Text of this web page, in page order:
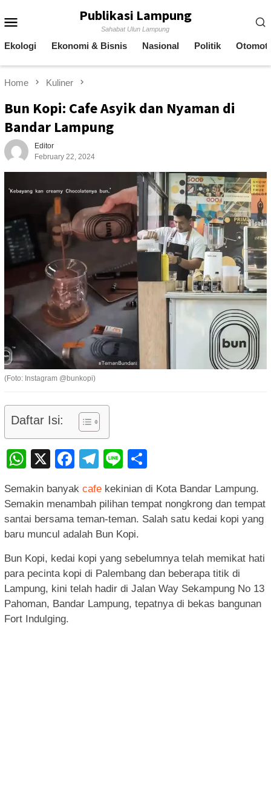
to
Publikasi Lampung
Sahabat Ulun Lampung
Ekologi Ekonomi & Bisnis Nasional Politik
Home Kuliner
Bun Kopi: Cafe Asyik dan Nyaman di
Bandar Lampung
Editor
February 22, 2024
(Foto: Instagram @bunkopi)
Daftar Isi:
WhatsApp
X Facebook
Telegram
Line
Semakin banyak cafe kekinian di Kota Bandar Lampung.
Semakin menambah pilihan tempat nongkrong dan tempat
santai bersama teman-teman. Salah satu kedai kopi yang
baru muncul adalah Bun Kopi.
Bun Kopi, kedai kopi yang sebelumnya telah memikat hati
para pecinta kopi di Palembang dan beberapa titik di
Lampung, kini telah hadir di Jalan Way Sekampung No 13
Pahoman, Bandar Lampung, tepatnya di bekas bangunan
Fort Indulging.